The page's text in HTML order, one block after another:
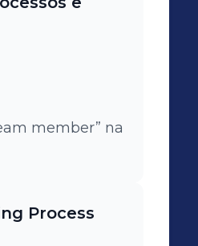
member” na
Process